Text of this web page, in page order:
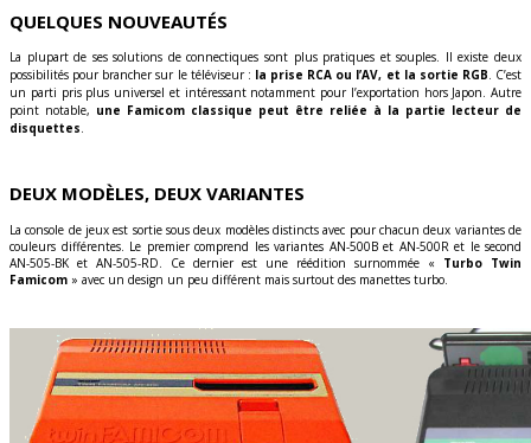
QUELQUES NOUVEAUTÉS
La plupart de ses solutions de connectiques sont plus pratiques et souples. Il existe deux
possibilités pour brancher sur le téléviseur : la prise RCA ou l’AV, et la sortie RGB. C’est
un parti pris plus universel et intéressant notamment pour l’exportation hors Japon. Autre
point notable, une Famicom classique peut être reliée à la partie lecteur de
disquettes.
DEUX MODÈLES, DEUX VARIANTES
La console de jeux est sortie sous deux modèles distincts avec pour chacun deux variantes de
couleurs différentes. Le premier comprend les variantes AN-500B et AN-500R et le second
AN-505-BK et AN-505-RD. Ce dernier est une réédition surnommée « Turbo Twin
Famicom » avec un design un peu différent mais surtout des manettes turbo.